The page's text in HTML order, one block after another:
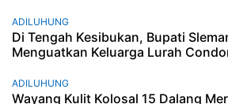
ADILUHUNG
Di Tengah Kesibukan, Bupati
Menguatkan Keluarga Lurah
ADILUHUNG
Wayang Kulit Kolosal 15 Dalang